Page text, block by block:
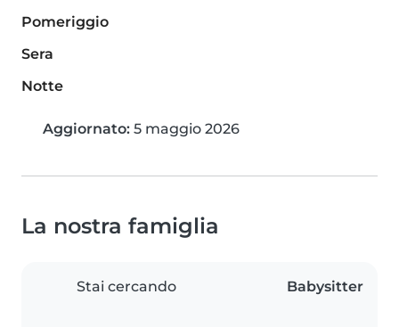
Pomeriggio
Sera
Notte
Aggiornato: 5 maggio 2026
La nostra famiglia
Stai cercando Babysitter